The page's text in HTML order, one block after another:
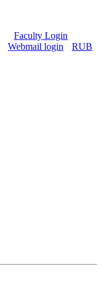
Faculty Login
Webmail login
RUB